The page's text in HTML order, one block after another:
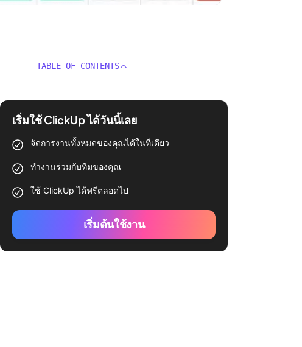
TABLE OF CONTENTS
เริ่มใช้ ClickUp ได้วันนี้เลย
จัดการงานทั้งหมดของคุณได้ในที่เดียว
ทำงานร่วมกับทีมของคุณ
ใช้ ClickUp ได้ฟรีตลอดไป
เริ่มต้นใช้งาน